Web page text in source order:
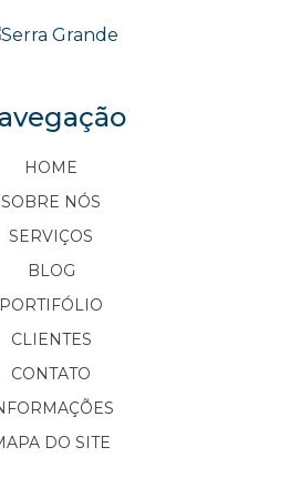
HOME
SOBRE NÓS
SERVIÇOS
BLOG
PORTIFÓLIO
CLIENTES
CONTATO
DO SITE